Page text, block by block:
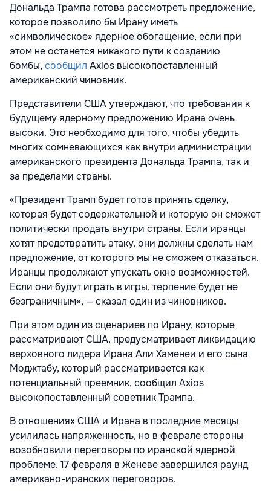
Дональда Трампа готова рассмотреть предложение,
которое позволило бы Ирану иметь
«символическое» ядерное обогащение, если при
этом не останется никакого пути к созданию
бомбы, сообщил Axios высокопоставленный
американский чиновник.
Представители США утверждают, что требования к
будущему ядерному предложению Ирана очень
высоки. Это необходимо для того, чтобы убедить
многих сомневающихся как внутри администрации
американского президента Дональда Трампа, так и
за пределами страны.
«Президент Трамп будет готов принять сделку,
которая будет содержательной и которую он сможет
политически продать внутри страны. Если иранцы
хотят предотвратить атаку, они должны сделать нам
предложение, от которого мы не сможем отказаться.
Иранцы продолжают упускать окно возможностей.
Если они будут играть в игры, терпение будет не
безграничным», — сказал один из чиновников.
При этом один из сценариев по Ирану, которые
рассматривают США, предусматривает ликвидацию
верховного лидера Ирана Али Хаменеи и его сына
Моджтабу, который рассматривается как
потенциальный преемник, сообщил Axios
высокопоставленный советник Трампа.
В отношениях США и Ирана в последние месяцы
усилилась напряженность, но в феврале стороны
возобновили переговоры по иранской ядерной
проблеме. 17 февраля в Женеве завершился раунд
американо-иранских переговоров.